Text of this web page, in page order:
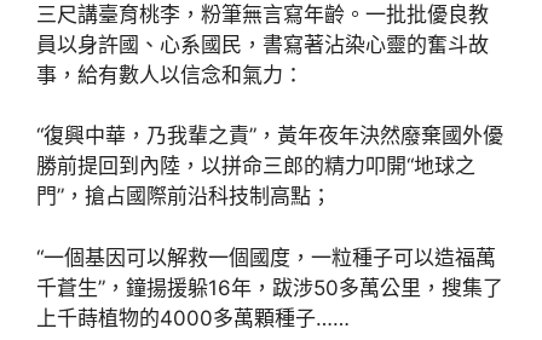
三尺講臺育桃李，粉筆無言寫年齡。一批批優良教
員以身許國、心系國民，書寫著沾染心靈的奮斗故
事，給有數人以信念和氣力：
“復興中華，乃我輩之責”，黃年夜年決然廢棄國外優
勝前提回到內陸，以拼命三郎的精力叩開“地球之
門”，搶占國際前沿科技制高點；
“一個基因可以解救一個國度，一粒種子可以造福萬
千蒼生”，鐘揚援躲16年，跋涉50多萬公里，搜集了
上千蒔植物的4000多萬顆種子……